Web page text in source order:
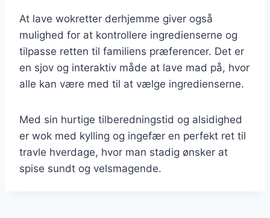
At lave wokretter derhjemme giver også
mulighed for at kontrollere ingredienserne og
tilpasse retten til familiens præferencer. Det er
en sjov og interaktiv måde at lave mad på, hvor
alle kan være med til at vælge ingredienserne.
Med sin hurtige tilberedningstid og alsidighed
er wok med kylling og ingefær en perfekt ret til
travle hverdage, hvor man stadig ønsker at
spise sundt og velsmagende.